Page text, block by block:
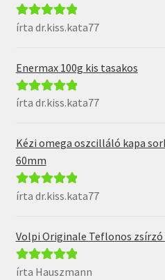
Értékelés:5 /
írta dr.kiss.kata77
Enermax 100g kis tasakos
Értékelés:5 /
írta dr.kiss.kata77
Kézi omega oszcilláló kapa
60mm
Értékelés:5 /
írta dr.kiss.kata77
Volpi Originale Teflonos zsírzó
Értékelés:5/
írta Hauszmann